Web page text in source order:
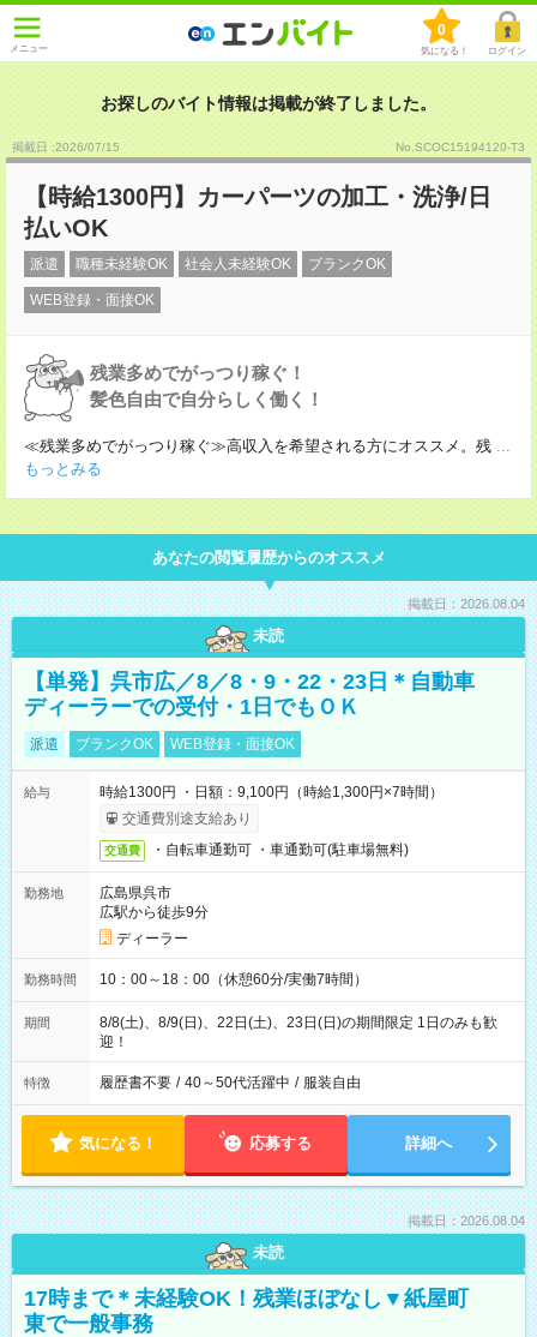
メニュー
0
気になる！ ログイン
お探しのバイト情報は掲載が終了しました。
掲載日 :2026/07/15 No.SCOC15194120-T3
【時給1300円】カーパーツの加工・洗浄/日
払いOK
派遣 職種未経験OK 社会人未経験OK ブランクOK
WEB登録・面接OK
残業多めでがっつり稼ぐ！
髪色自由で自分らしく働く！
≪残業多めでがっつり稼ぐ≫高収入を希望される方にオススメ。残 ...
もっとみる
あなたの閲覧履歴からのオススメ
掲載日：2026.08.04
未読
【単発】呉市広／8／8・9・22・23日＊自動車
ディーラーでの受付・1日でもＯＫ
派遣 ブランクOK WEB登録・面接OK
給与
時給1300円 ・日額：9,100円（時給1,300円×7時間）
交通費別途支給あり
交通費 ・自転車通勤可 ・車通勤可(駐車場無料)
勤務地
広島県呉市
広駅から徒歩9分
ディーラー
勤務時間 10：00～18：00（休憩60分/実働7時間）
期間
8/8(土)、8/9(日)、22日(土)、23日(日)の期間限定 1日のみも歓
迎！
特徴 履歴書不要 / 40～50代活躍中 / 服装自由
気になる！ 応募する 詳細へ
掲載日：2026.08.04
未読
17時まで＊未経験OK！残業ほぼなし▼紙屋町
東で一般事務